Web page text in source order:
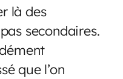
là des
secondaires.
que l’on